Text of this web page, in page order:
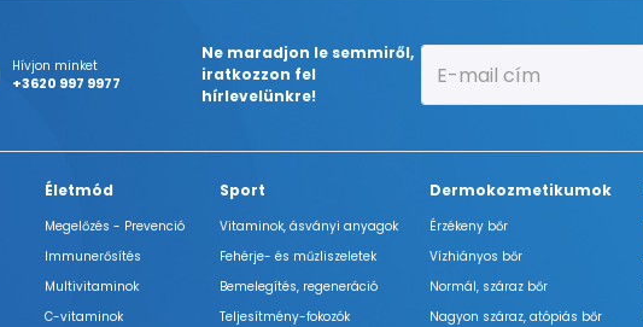
Hívjon minket
+3620 997 9977
Ne maradjon le semmiről,
iratkozzon fel
hírlevelünkre!
Életmód
Megelőzés - Prevenció
Immunerősítés
Multivitaminok
C-vitaminok
Sport
Vitaminok, ásványi anyagok
Fehérje- és műzliszeletek
Bemelegítés, regeneráció
Teljesítmény-fokozók
Dermokozmetikumok
Érzékeny bőr
Vízhiányos bőr
Normál, száraz bőr
Nagyon száraz, atópiás bőr